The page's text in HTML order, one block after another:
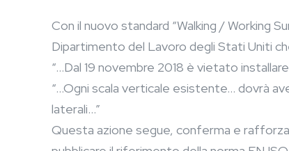
Con il nuovo standard “Walking / Working
Dipartimento del Lavoro degli Stati Uniti
“…Dal 19 novembre 2018 è vietato
“…Ogni scala verticale esistente… dovrà
laterali…”
Questa azione segue, conferma e